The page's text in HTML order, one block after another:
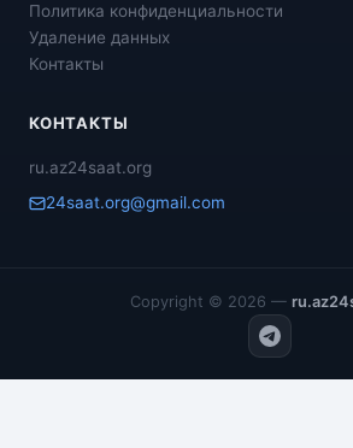
Политика конфиденциальности
Удаление данных
Контакты
КОНТАКТЫ
ru.az24saat.org
24saat.org@gmail.com
Copyright © 2026 —